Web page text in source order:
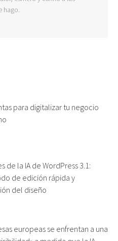
hago.
para digitalizar tu negocio
de la IA de WordPress 3.1:
de edición rápida y
del diseño
europeas se enfrentan a una